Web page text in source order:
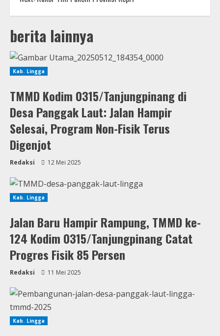
berita lainnya
Kab. Lingga
TMMD Kodim 0315/Tanjungpinang di
Desa Panggak Laut: Jalan Hampir
Selesai, Program Non-Fisik Terus
Digenjot
Redaksi 12 Mei 2025
Kab. Lingga
Jalan Baru Hampir Rampung, TMMD ke-
124 Kodim 0315/Tanjungpinang Catat
Progres Fisik 85 Persen
Redaksi 11 Mei 2025
Kab. Lingga